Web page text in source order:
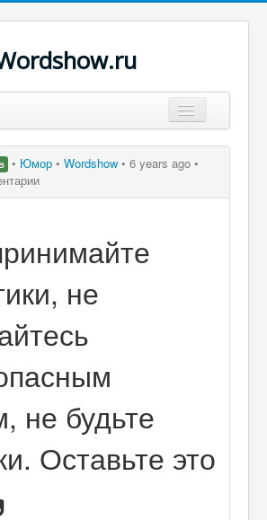
цитаты
• Юмор • Wordshow • 6 years ago •
не
не будьте
Оставьте это